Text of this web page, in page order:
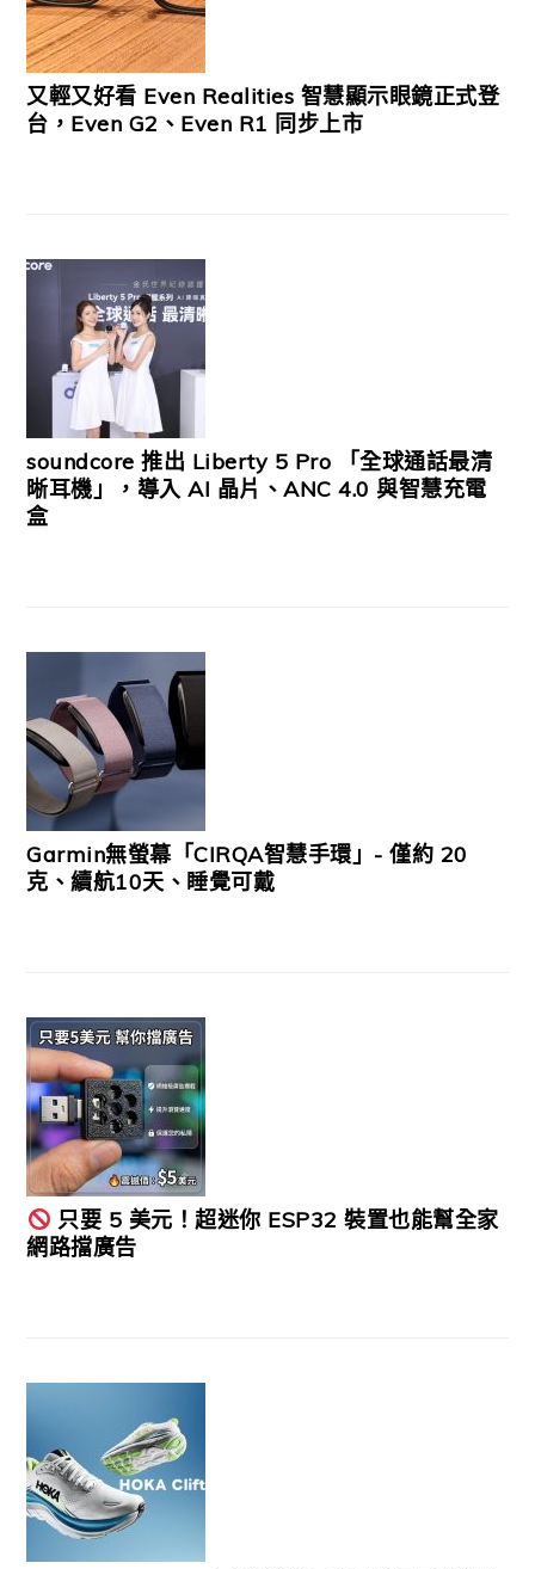
又輕又好看 Even Realities 智慧顯示眼鏡正式登
台，Even G2、Even R1 同步上市
soundcore 推出 Liberty 5 Pro 「全球通話最清
晰耳機」，導入 AI 晶片、ANC 4.0 與智慧充電
盒
Garmin無螢幕「CIRQA智慧手環」- 僅約 20
克、續航10天、睡覺可戴
只要 5 美元！超迷你 ESP32 裝置也能幫全家
網路擋廣告